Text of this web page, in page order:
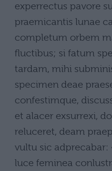
experrectus pavore
praemicantis lunae
completum orbem
fluctibus; si fatum
tardam, mihi
specimen deae
confestimque,
et alacer exsurrexi,
reluceret, deam
vultu sic adprecabar:
luce feminea